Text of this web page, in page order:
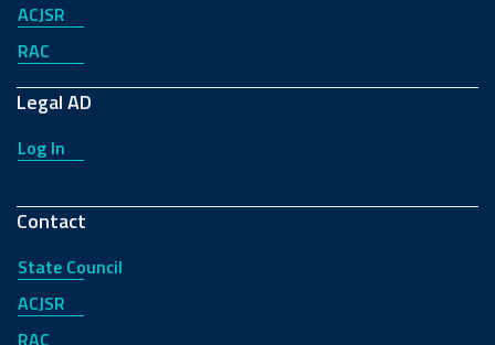
ACJSR
RAC
Legal AD
Log In
Contact
State Council
ACJSR
RAC